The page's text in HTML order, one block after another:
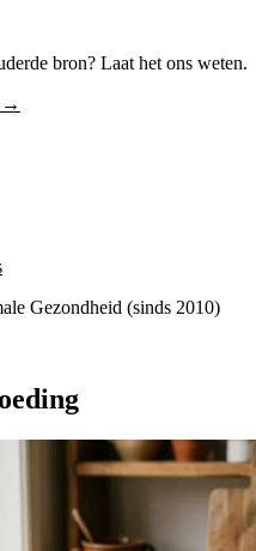
bron? Laat het ons weten.
→
Gezondheid (sinds 2010)